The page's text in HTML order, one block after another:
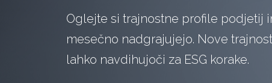
Oglejte si trajnostne profile podjetij
mesečno nadgrajujejo. Nove
lahko navdihujoči za ESG korake.